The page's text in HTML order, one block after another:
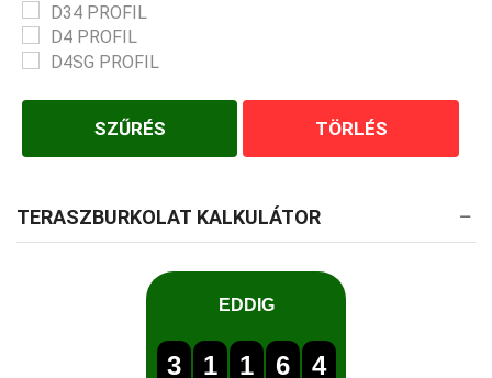
D34 PROFIL
D4 PROFIL
D4SG PROFIL
SZŰRÉS TÖRLÉS
TERASZBURKOLAT KALKULÁTOR